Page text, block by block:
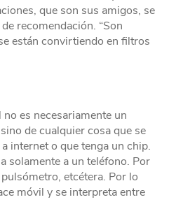
que son sus amigos, se
recomendación. “Son
están convirtiendo en filtros
es necesariamente un
de cualquier cosa que se
internet o que tenga un chip.
solamente a un teléfono. Por
etcétera. Por lo
móvil y se interpreta entre